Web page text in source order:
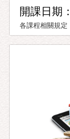
開課日期
各課程相關規定